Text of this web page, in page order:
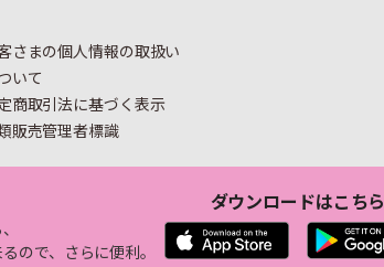
さまの個人情報の取扱い
いて
商取引法に基づく表示
販売管理者標識
ので、さらに便利。
ダウンロードはこちら